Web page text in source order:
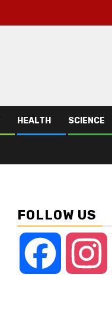
HEALTH SCIENCE
FOLLOW US
Facebook